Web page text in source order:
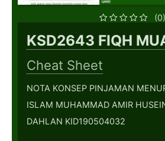
(0)
KSD2643 FIQH
Cheat Sheet
NOTA KONSEP PINJAMAN
ISLAM MUHAMMAD AMIR
DAHLAN KID190504032